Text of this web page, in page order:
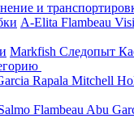
и
A-Elita Flambeau
Markfish Следопыт
Rapala Mitchell
Flambeau Abu